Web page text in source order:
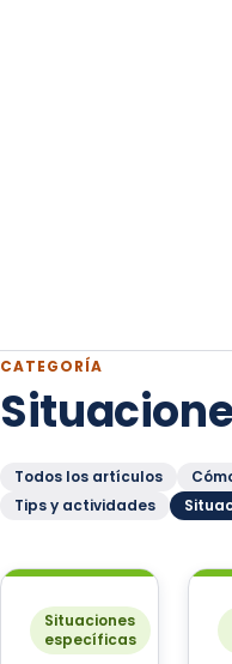
CATEGORÍA
Todos los artículos
Tips y actividades
Situaciones
específicas